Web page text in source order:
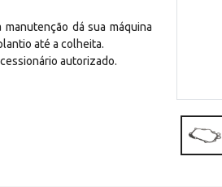
dá sua máquina
até a colheita.
autorizado.